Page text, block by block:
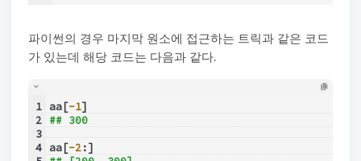
파이썬의 경우 마지막 원소에 접근하는 트릭과 같은 코드
가 있는데 해당 코드는 다음과 같다.
1
2
3
4
aa[-1]
## 300
aa[-2:]